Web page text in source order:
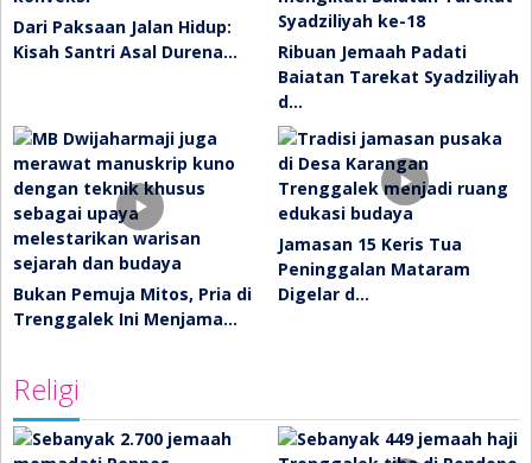
Dari Paksaan Jalan Hidup:
Kisah Santri Asal Durena…
Ribuan Jemaah Padati
Baiatan Tarekat Syadziliyah
d…
Bukan Pemuja Mitos, Pria di
Trenggalek Ini Menjama…
Jamasan 15 Keris Tua
Peninggalan Mataram
Digelar d…
Religi